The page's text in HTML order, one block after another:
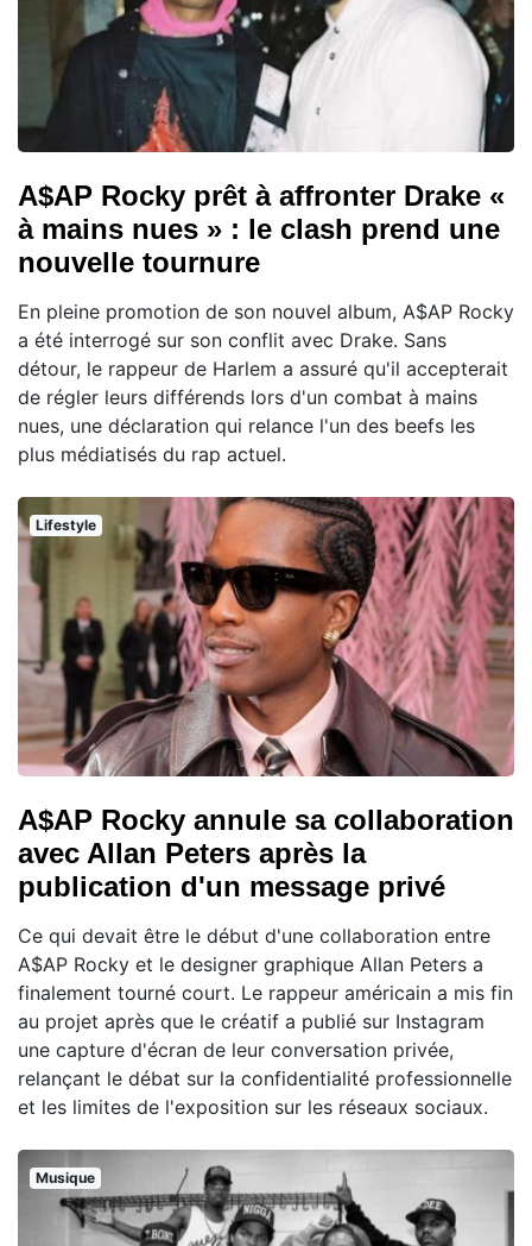
A$AP Rocky prêt à affronter Drake «
à mains nues » : le clash prend une
nouvelle tournure
En pleine promotion de son nouvel album, A$AP Rocky
a été interrogé sur son conflit avec Drake. Sans
détour, le rappeur de Harlem a assuré qu'il accepterait
de régler leurs différends lors d'un combat à mains
nues, une déclaration qui relance l'un des beefs les
plus médiatisés du rap actuel.
Lifestyle
A$AP Rocky annule sa collaboration
avec Allan Peters après la
publication d'un message privé
Ce qui devait être le début d'une collaboration entre
A$AP Rocky et le designer graphique Allan Peters a
finalement tourné court. Le rappeur américain a mis fin
au projet après que le créatif a publié sur Instagram
une capture d'écran de leur conversation privée,
relançant le débat sur la confidentialité professionnelle
et les limites de l'exposition sur les réseaux sociaux.
Musique